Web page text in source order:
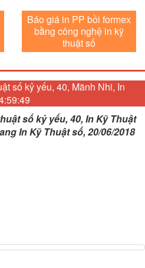
Báo giá in PP bồi formex
bằng công nghệ in kỹ
thuật số
số kỷ yếu, 40, Mãnh Nhi, In
số kỷ yếu, 40, In Kỹ Thuật
In Kỹ Thuật số, 20/06/2018